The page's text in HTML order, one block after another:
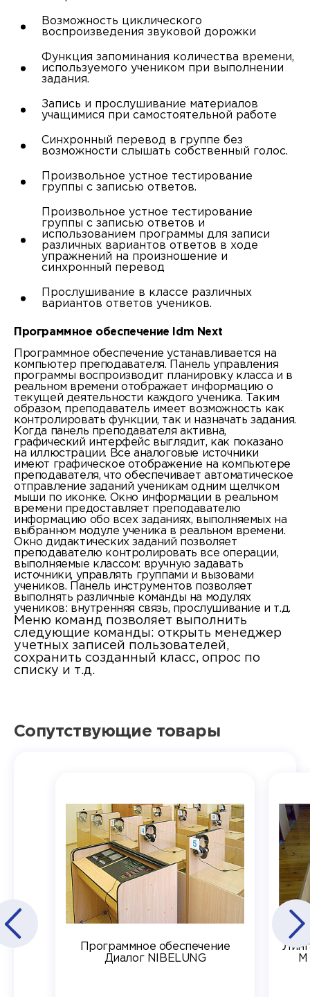
Возможность циклического
воспроизведения звуковой дорожки
Функция запоминания количества времени,
используемого учеником при выполнении
задания.
Запись и прослушивание материалов
учащимися при самостоятельной работе
Синхронный перевод в группе без
возможности слышать собственный голос.
Произвольное устное тестирование
группы с записью ответов.
Произвольное устное тестирование
группы с записью ответов и
использованием программы для записи
различных вариантов ответов в ходе
упражнений на произношение и
синхронный перевод
Прослушивание в классе различных
вариантов ответов учеников.
Программное обеспечение Idm Next
Программное обеспечение устанавливается на
компьютер преподавателя. Панель управления
программы воспроизводит планировку класса и в
реальном времени отображает информацию о
текущей деятельности каждого ученика. Таким
образом, преподаватель имеет возможность как
контролировать функции, так и назначать задания.
Когда панель преподавателя активна,
графический интерфейс выглядит, как показано
на иллюстрации. Все аналоговые источники
имеют графическое отображение на компьютере
преподавателя, что обеспечивает автоматическое
отправление заданий ученикам одним щелчком
мыши по иконке. Окно информации в реальном
времени предоставляет преподавателю
информацию обо всех заданиях, выполняемых на
выбранном модуле ученика в реальном времени.
Окно дидактических заданий позволяет
преподавателю контролировать все операции,
выполняемые классом: вручную задавать
источники, управлять группами и вызовами
учеников. Панель инструментов позволяет
выполнять различные команды на модулях
учеников: внутренняя связь, прослушивание и т.д.
Меню команд позволяет выполнить
следующие команды: открыть менеджер
учетных записей пользователей,
сохранить созданный класс, опрос по
списку и т.д.
Сопутствующие товары
Программное обеспечение
Диалог NIBELUNG
М